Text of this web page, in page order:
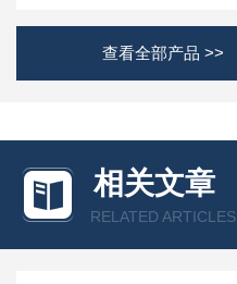
查看全部产品 >>
相关文章
RELATED ARTICLES